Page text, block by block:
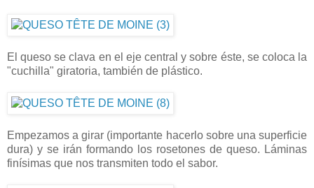
El queso se clava en el eje central y sobre éste, se coloca la
"cuchilla" giratoria, también de plástico.
Empezamos a girar (importante hacerlo sobre una superficie
dura) y se irán formando los rosetones de queso. Láminas
finísimas que nos transmiten todo el sabor.